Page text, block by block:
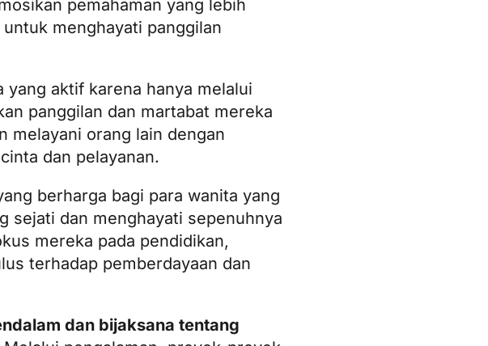
pemahaman yang lebih
menghayati panggilan
aktif karena hanya melalui
panggilan dan martabat mereka
melayani orang lain dengan
dan pelayanan.
berharga bagi para wanita yang
sejati dan menghayati sepenuhnya
mereka pada pendidikan,
terhadap pemberdayaan dan
dan bijaksana tentang